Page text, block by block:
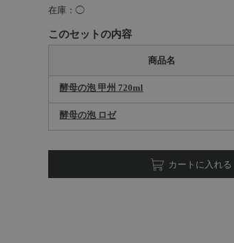
在庫 ◯
カートに入れる
このセットの内容
商品名
酵母の泡 甲州 720ml
酵母の泡 ロゼ